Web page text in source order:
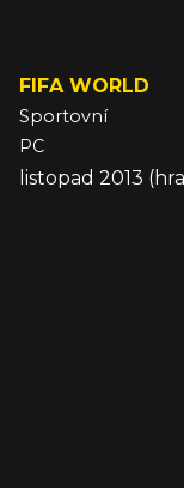
FIFA WORLD
Sportovní
PC
listopad 2013